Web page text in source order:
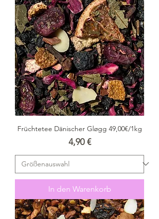
Früchtetee Dänischer Gløgg 49,00€/1kg
Preis
4,90 €
In den Warenkorb